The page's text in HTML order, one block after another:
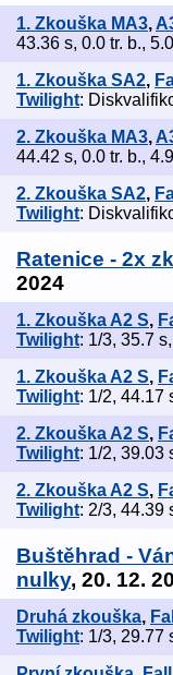
1. Zkouška MA3,
43.36 s, 0.0 tr. b.,
1. Zkouška SA2,
Twilight:
2. Zkouška MA3,
44.42 s, 0.0 tr. b.,
2. Zkouška SA2,
Twilight:
Ratenice - 2x
2024
1. Zkouška A2 S,
Twilight: 1/3, 35.7
1. Zkouška A2 S,
Twilight: 1/2, 44.17
2. Zkouška A2 S,
Twilight: 1/2, 39.03
2. Zkouška A2 S,
Twilight: 2/3, 44.39
Buštěhrad -
nulky, 20. 12.
Druhá zkouška,
Twilight: 1/3, 29.77